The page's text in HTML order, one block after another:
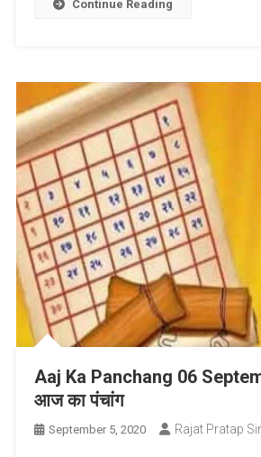
Continue Reading
Aaj Ka Panchang 06
आज का पंचांग
September 5, 2020 Rajat Pratap